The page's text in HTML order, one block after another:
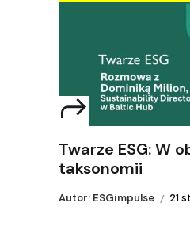
Twarze ESG: W
taksonomii
Autor: ESGimpulse 21